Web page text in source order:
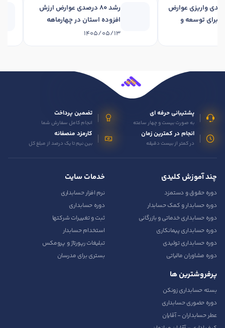
رشد 34 درصدی واریزی عوارض
برای توسعه و
رشد 80 درصدی عوارض ارزش
افزوده استان در چهارماهه
نخست 1405
1405/05/13
پشتیبانی حرفه ای
به صورت بیست و چهار ساعته
تضمین پرداخت
انجام کامل سفارش شما
انجام در کمترین زمان
در کمتر از بیست دقیقه
کارمزد منصفانه
بین نیم تا یک درصد از مبلغ کل
چند آموزش کلیدی
دوره حقوق و دستمزد
دوره حسابدار و کمک حسابدار
دوره حسابداری خدماتی و بازرگانی
دوره حسابداری پیمانکاری
دوره حسابداری تولیدی
دوره مشاوران مالیاتی
خدمات سایت
نرم افزار حسابداری
دوره حسابداری
ثبت و تغییرات شرکتها
استخدام حسابدار
تبلیغات رپورتاژ و پرومکس
بستری برای مدرسان
پرفروشترین ها
بسته حسابداری زونکن
دوره حضوری حسابداری
عطر حسابداران - آقایان